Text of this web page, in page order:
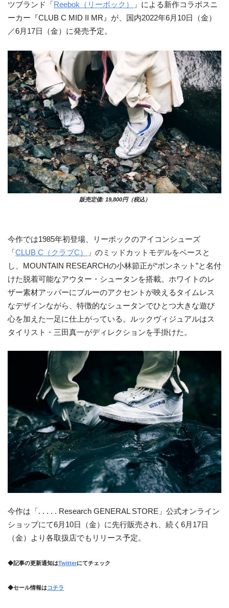
ツブランド「 Reebok（リーボック）
」による新作コラボスニ
ーカー『CLUB C MID II MR』が、国内2022年6月10日（金）
／6月17日（金）に発売予定。
販売定価: 19,800円（税込）
今作では1985年初登場、リーボックのアイコンシューズ
「 CLUB C（クラブC）
」のミッドカットモデルをベースと
し、MOUNTAIN RESEARCHの小林節正が“ボンネット”と名付
けた脱着可能なアウター・シュータンを搭載。ホワイトのレ
ザー素材アッパーにブルーのアクセントが映えるタイムレス
なデザインながら、特徴的なシュータンでひとつ大きな遊び
心を加えた一足に仕上がっている。ルックヴィジュアルはス
タイリスト・三田真一がディレクションを手掛けた。
今作は「. . . . . Research GENERAL STORE」公式オンライン
ショップにて6月10日（金）に先行販売され、続く6月17日
（金）より各取扱店でもリリース予定。
◆記事の更新通知はTwitterにてチェック
◆セール情報はコチラ